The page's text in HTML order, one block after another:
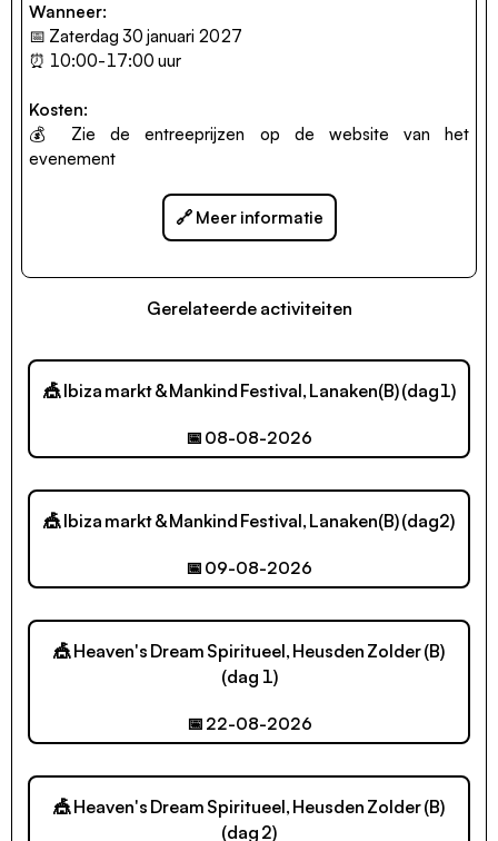
Wanneer:
📅 Zaterdag 30 januari 2027
⏰ 10:00-17:00 uur
Kosten:
💰 Zie deentreeprijzen op de website van het
evenement
🔗 Meer informatie
Gerelateerde activiteiten
🎪 Ibiza markt & Mankind Festival, Lanaken(B) (dag1)
📅 08-08-2026
🎪 Ibiza markt & Mankind Festival, Lanaken(B) (dag2)
📅 09-08-2026
🎪 Heaven's Dream Spiritueel, Heusden Zolder (B)
(dag 1)
📅 22-08-2026
🎪 Heaven's Dream Spiritueel, Heusden Zolder (B)
(dag 2)